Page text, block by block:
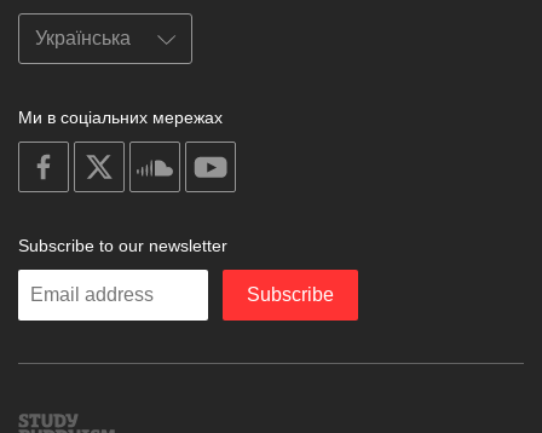
Ми в соціальних мережах
on
facebook
soundcloud
Subscribe to our newsletter
Enter
Subscribe
Study